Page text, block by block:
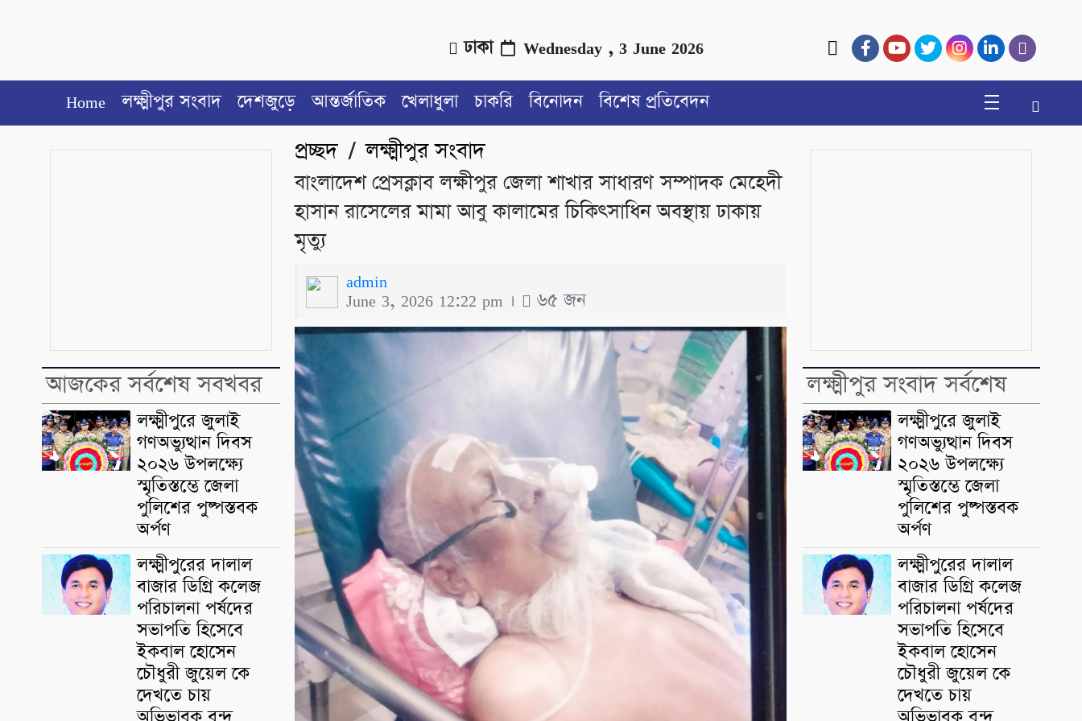
ঢাকা Wednesday , 3 June 2026
Home লক্ষ্মীপুর সংবাদ দেশজুড়ে আন্তর্জাতিক খেলাধুলা চাকরি বিনোদন বিশেষ প্রতিবেদন
আজকের সর্বশেষ সবখবর
লক্ষ্মীপুরে জুলাই
গণঅভ্যুত্থান দিবস
২০২৬ উপলক্ষ্যে
স্মৃতিস্তম্ভে জেলা
পুলিশের পুষ্পস্তবক
অর্পণ
লক্ষ্মীপুরের দালাল
বাজার ডিগ্রি কলেজ
পরিচালনা পর্ষদের
সভাপতি হিসেবে
ইকবাল হোসেন
চৌধুরী জুয়েল কে
দেখতে চায়
প্রচ্ছদ/লক্ষ্মীপুর সংবাদ
বাংলাদেশ প্রেসক্লাব লক্ষীপুর জেলা শাখার সাধারণ সম্পাদক মেহেদী
হাসান রাসেলের মামা আবু কালামের চিকিৎসাধিন অবস্থায় ঢাকায়
মৃত্যু
admin
June 3, 2026 12:22 pm । ৬৫ জন
লক্ষ্মীপুর সংবাদ সর্বশেষ
লক্ষ্মীপুরে জুলাই
গণঅভ্যুত্থান দিবস
২০২৬ উপলক্ষ্যে
স্মৃতিস্তম্ভে জেলা
পুলিশের পুষ্পস্তবক
অর্পণ
লক্ষ্মীপুরের দালাল
বাজার ডিগ্রি কলেজ
পরিচালনা পর্ষদের
সভাপতি হিসেবে
ইকবাল হোসেন
চৌধুরী জুয়েল কে
দেখতে চায়